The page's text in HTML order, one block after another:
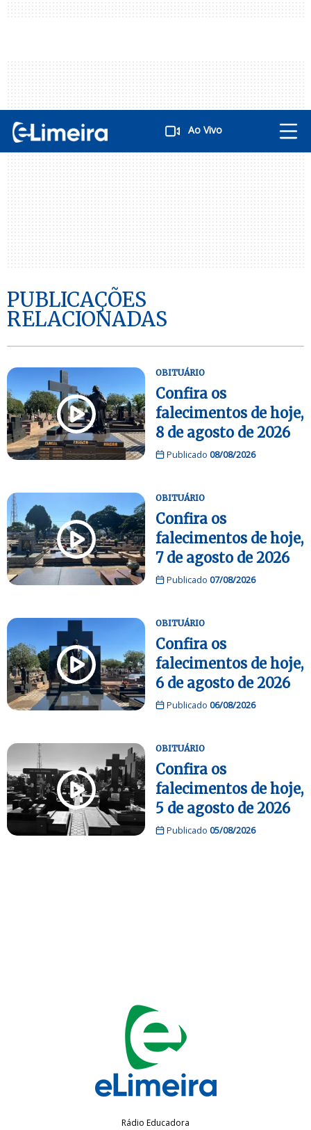
Ao Vivo
PUBLICAÇÕES
RELACIONADAS
OBITUÁRIO
Confira os
falecimentos de hoje,
8 de agosto de 2026
Publicado 08/08/2026
OBITUÁRIO
Confira os
falecimentos de hoje,
7 de agosto de 2026
Publicado 07/08/2026
OBITUÁRIO
Confira os
falecimentos de hoje,
6 de agosto de 2026
Publicado 06/08/2026
OBITUÁRIO
Confira os
falecimentos de hoje,
5 de agosto de 2026
Publicado 05/08/2026
Rádio Educadora